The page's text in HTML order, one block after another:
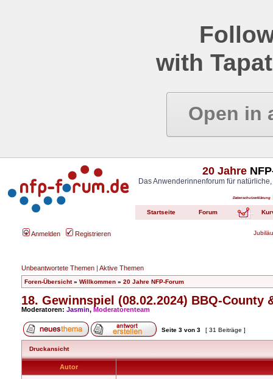
with
Open in
20 Jahre
Das Anwenderinnenforum für
Datenschutzerklärung
Startseite Forum
Anmelden Registrieren
Unbeantwortete Themen | Aktive Themen
Foren-Übersicht» Willkommen » 20 Jahre NFP-Forum
18. Gewinnspiel (08.02.2024) BBQ-County
Moderatoren: Jasmin, Moderatorenteam
Seite 3 von 3 [ 31 Beiträge ]
Druckansicht
Autor